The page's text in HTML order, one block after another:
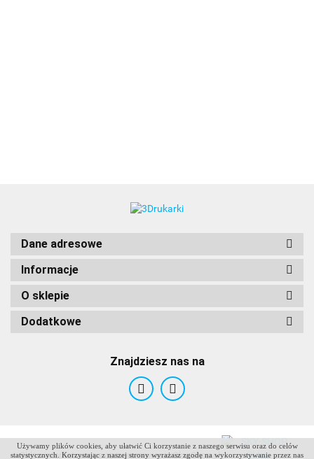
Używamy plików cookies, aby ułatwić Ci korzystanie z naszego serwisu oraz do celów
statystycznych. Korzystając z naszej strony wyrażasz zgodę na wykorzystywanie przez nas
ANTCLABS
Dane adresowe
Informacje
O sklepie
Dodatkowe
Znajdziesz nas na
Sklep internetowy na oprogramowaniu Sky-Shop.pl